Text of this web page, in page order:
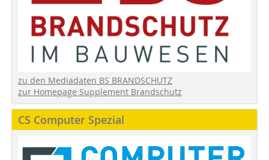
zu den Mediadaten BS BRANDSCHUTZ
zur Homepage Supplement Brandschutz
CS Computer Spezial